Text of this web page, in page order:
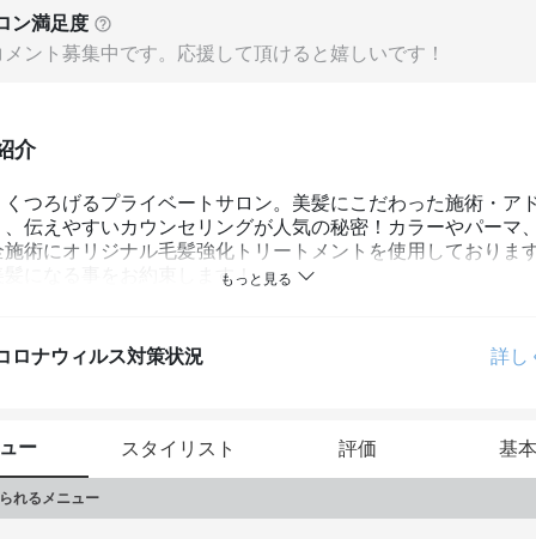
ン満足度
ント募集中です。応援して頂けると嬉しいです！
介
くつろげるプライベートサロン。美髪にこだわった施術・ア
、伝えやすいカウンセリングが人気の秘密！カラーやパーマ
術にオリジナル毛髪強化トリートメントを使用しておりま
髪になる事をお約束します！
ロナウィルス対策状況 詳し
ー スタイリスト 評価 基
れるメニュー